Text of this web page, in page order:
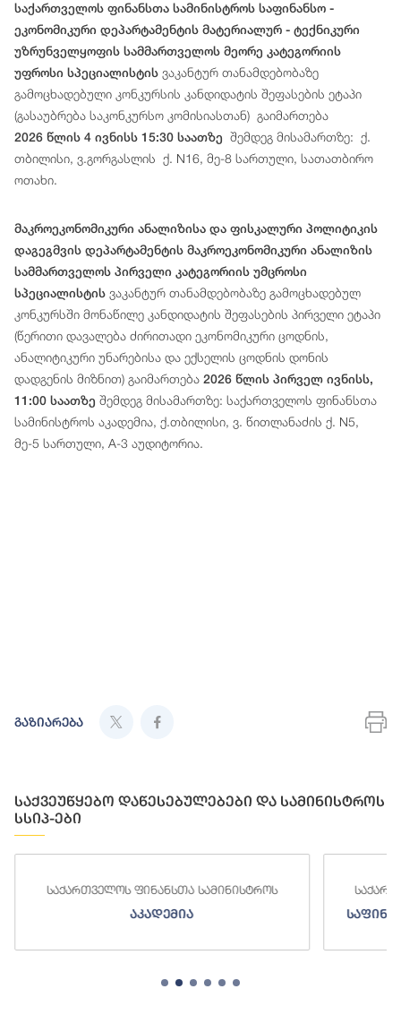
საქართველოს ფინანსთა სამინისტროს საფინანსო -
ეკონომიკური დეპარტამენტის მატერიალურ - ტექნიკური
უზრუნველყოფის სამმართველოს მეორე კატეგორიის
უფროსი სპეციალისტის ვაკანტურ თანამდებობაზე
გამოცხადებული კონკურსის კანდიდატის შეფასების ეტაპი
(გასაუბრება საკონკურსო კომისიასთან) გაიმართება
2026 წლის 4 ივნისს 15:30 საათზე შემდეგ მისამართზე: ქ.
თბილისი, ვ.გორგასლის ქ. N16, მე-8 სართული, სათათბირო
ოთახი.
მაკროეკონომიკური ანალიზისა და ფისკალური პოლიტიკის
დაგეგმვის დეპარტამენტის მაკროეკონომიკური ანალიზის
სამმართველოს პირველი კატეგორიის უმცროსი
სპეციალისტის ვაკანტურ თანამდებობაზე გამოცხადებულ
კონკურსში მონაწილე კანდიდატის შეფასების პირველი ეტაპი
(წერითი დავალება ძირითადი ეკონომიკური ცოდნის,
ანალიტიკური უნარებისა და ექსელის ცოდნის დონის
დადგენის მიზნით) გაიმართება 2026 წლის პირველ ივნისს,
11:00 საათზე შემდეგ მისამართზე: საქართველოს ფინანსთა
სამინისტროს აკადემია, ქ.თბილისი, ვ. წითლანაძის ქ. N5,
მე-5 სართული, A-3 აუდიტორია.
გაზიარება
საქვეუწყებო დაწესებულებები და სამინისტროს
სსიპ-ები
საქართველოს ფინანსთა სამინისტროს
საფინანსო-ანალიტიკური სამსახური